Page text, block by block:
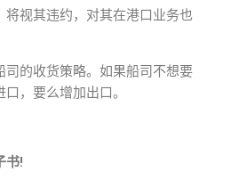
将视其违约，对其在港口业务也
司的收货策略。如果船司不想要
，要么增加出口。
书!